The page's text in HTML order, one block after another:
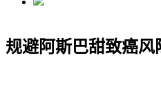
规避阿斯巴甜致癌